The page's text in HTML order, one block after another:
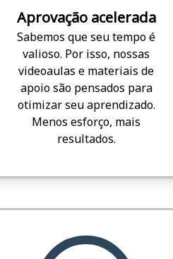
Aprovação acelerada
Sabemos que seu tempo é
valioso. Por isso, nossas
videoaulas e materiais de
apoio são pensados para
otimizar seu aprendizado.
Menos esforço, mais
resultados.